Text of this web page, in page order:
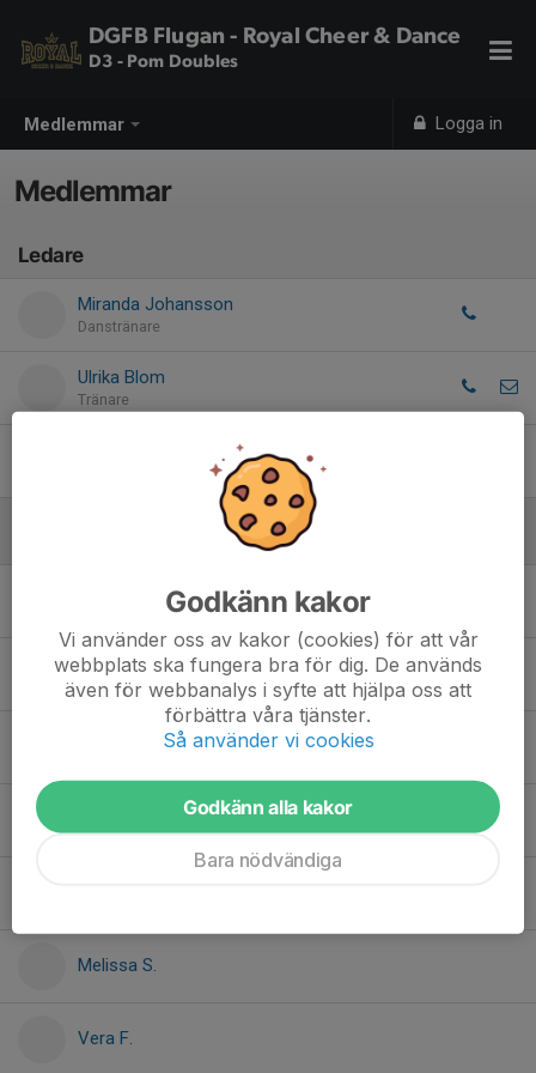
Medlemmar Logga in
DGFB Flugan - Royal Cheer & Dance
D3 - Pom Doubles
Medlemmar
Ledare
Miranda Johansson
Danstränare
Ulrika Blom
Tränare
Enna T.
Melissa S.
Vera F.
Godkänn kakor
Vi använder oss av kakor (cookies) för att vår
webbplats ska fungera bra för dig. De används
även för webbanalys i syfte att hjälpa oss att
förbättra våra tjänster.
Så använder vi cookies
Godkänn alla kakor
Bara nödvändiga